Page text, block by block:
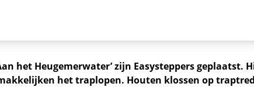
het Heugemerwater’ zijn Easysteppers
het traplopen. Houten klossen op